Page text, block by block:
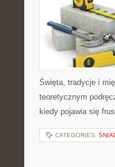
Święta, tradycje i
teoretycznym
kiedy pojawia się
CATEGORIES: